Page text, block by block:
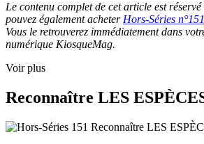
Le contenu complet de cet article est
pouvez également acheter Hors-Séries n°151
Vous le retrouverez immédiatement dans
numérique KiosqueMag.
Voir plus
Reconnaître LES